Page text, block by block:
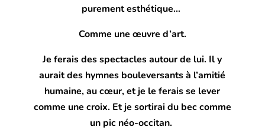
purementesthétique…
Comme une œuvre d’art.
Je ferais des spectacles autour de lui. Il y
aurait des hymnes bouleversants à l’amitié
humaine, au cœur,et je le ferais se lever
comme une croix. Et je sortirai du bec comme
un pic néo-occitan.